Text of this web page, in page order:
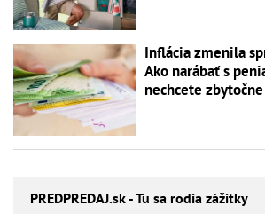
Inflácia zmenila
Ako narábať s
nechcete
PREDPREDAJ.sk - Tu sa rodia zážitky